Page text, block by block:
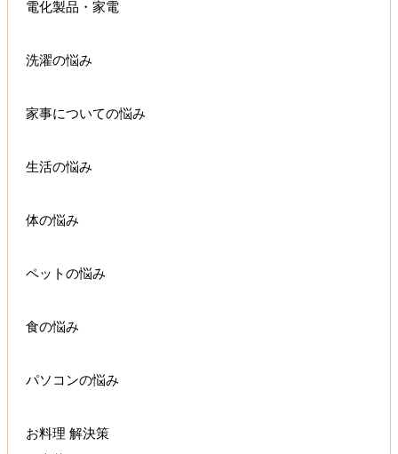
電化製品・家電
洗濯の悩み
家事についての悩み
生活の悩み
体の悩み
ペットの悩み
食の悩み
パソコンの悩み
お料理 解決策